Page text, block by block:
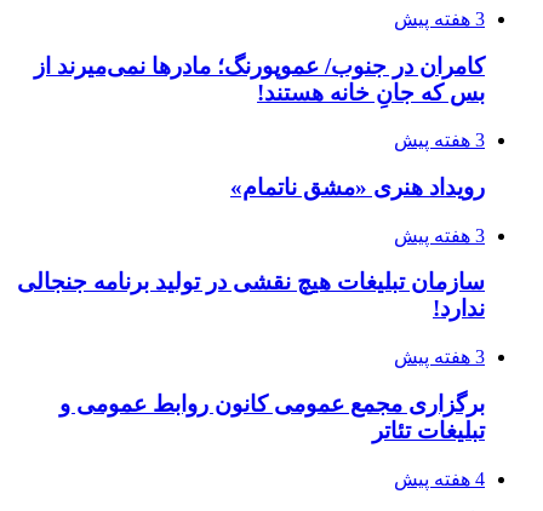
3 هفته پیش
کامران در جنوب/ عموپورنگ؛ مادرها نمی‌میرند از
بس که جانِ خانه هستند!
3 هفته پیش
رویداد هنری «مشق ناتمام»
3 هفته پیش
سازمان تبلیغات هیچ نقشی در تولید برنامه جنجالی
ندارد!
3 هفته پیش
برگزاری مجمع عمومی کانون روابط عمومی و
تبلیغات تئاتر
4 هفته پیش